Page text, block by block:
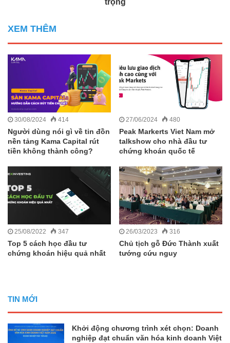
XEM THÊM
30/08/2024 414
Người dùng nói gì về tin đồn
nền tảng Kama Capital rút
tiền không thành công?
27/06/2024 480
Peak Markerts Viet Nam mở
talkshow cho nhà đầu tư
chứng khoán quốc tế
25/08/2022 347
Top 5 cách học đầu tư
chứng khoán hiệu quả nhất
26/03/2023 316
Chủ tịch gỗ Đức Thành xuất
tướng cứu nguy
TIN MỚI
Khởi động chương trình xét chọn: Doanh
nghiệp đạt chuẩn văn hóa kinh doanh Việt